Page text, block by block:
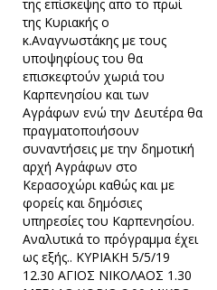
της επίσκεψης απο το πρωί
της Κυριακής ο
κ.Αναγνωστάκης με τους
υποψηφίους του θα
επισκεφτούν χωριά του
Καρπενησίου και των
Αγράφων ενώ την Δευτέρα θα
πραγματοποιήσουν
συναντήσεις με την δημοτική
αρχή Αγράφων στο
Κερασοχώρι καθώς και με
φορείς και δημόσιες
υπηρεσίες του Καρπενησίου.
Αναλυτικά το πρόγραμμα έχει
ως εξής.. ΚΥΡΙΑΚΗ 5/5/19
12.30 ΑΓΙΟΣ ΝΙΚΟΛΑΟΣ 1.30